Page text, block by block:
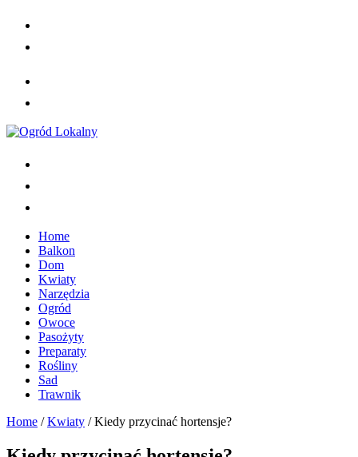
Home
Balkon
Dom
Kwiaty
Narzędzia
Ogród
Owoce
Pasożyty
Preparaty
Rośliny
Sad
Trawnik
Home /Kwiaty /Kiedy przycinać hortensje?